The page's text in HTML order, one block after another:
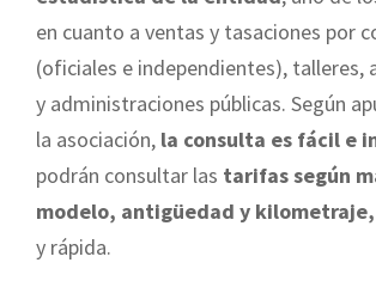
en cuanto a ventas y tasaciones por
(oficiales e independientes), talleres,
y administraciones públicas. Según
la asociación, la consulta es fácil e
podrán consultar las tarifas según
modelo, antigüedad y kilometraje,
y rápida.